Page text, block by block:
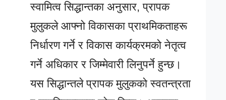
स्वामित्व सिद्धान्तका अनुसार, प्रापक
मुलुकले आफ्नो विकासका प्राथमिकताहरू
निर्धारण गर्ने र विकास कार्यक्रमको नेतृत्व
गर्ने अधिकार र जिम्मेवारी लिनुपर्ने हुन्छ।
यस सिद्धान्तले प्रापक मुलुकको स्वतन्त्रता